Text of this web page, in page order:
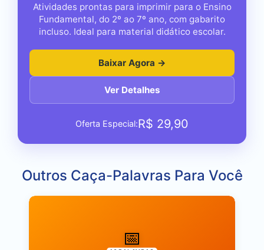
Atividades prontas para imprimir para o Ensino
Fundamental, do 2º ao 7º ano, com gabarito
incluso. Ideal para material didático escolar.
Baixar Agora →
Ver Detalhes
Oferta Especial:R$ 29,90
Outros Caça-Palavras Para Você
📅